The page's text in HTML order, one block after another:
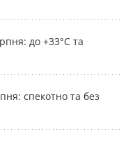
до +33°С та
спекотно та без